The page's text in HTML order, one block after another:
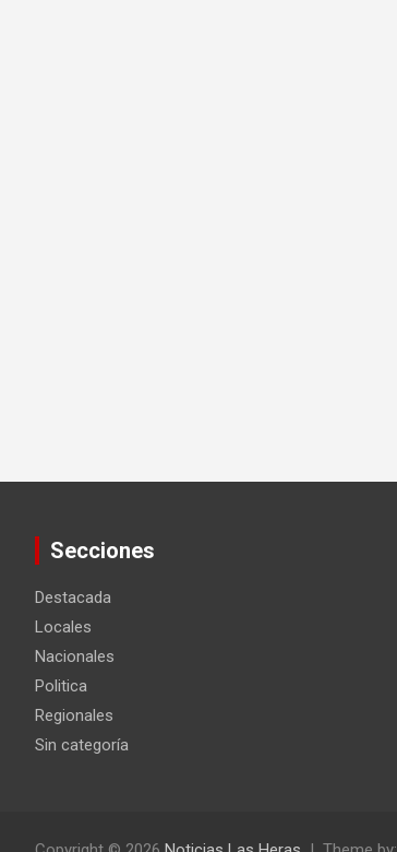
Secciones
Destacada
Locales
Nacionales
Politica
Regionales
Sin categoría